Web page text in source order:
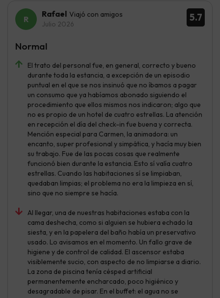
5.7
Rafael Viajó con amigos
Julio 2026
El trato del personal fue, en general, correcto y bueno
durante toda la estancia, a excepción de un episodio
puntual en el que se nos insinuó que no íbamos a pagar
un consumo que ya habíamos abonado siguiendo el
procedimiento que ellos mismos nos indicaron; algo que
no es propio de un hotel de cuatro estrellas. La atención
en recepción el día del check-in fue buena y correcta.
Mención especial para Carmen, la animadora: un
encanto, super profesional y simpática, y hacía muy bien
su trabajo. Fue de las pocas cosas que realmente
funcionó bien durante la estancia. Esto sí valía cuatro
estrellas. Cuando las habitaciones sí se limpiaban,
quedaban limpias; el problema no era la limpieza en sí,
sino que no siempre se hacía.
Al llegar, una de nuestras habitaciones estaba con la
cama deshecha, como si alguien se hubiera echado la
siesta, y en la papelera del baño había un preservativo
usado. Lo avisamos en el momento. Un fallo grave de
higiene y de control de calidad. El ascensor estaba
visiblemente sucio, con aspecto de no limpiarse a diario.
La zona de piscina tenía césped artificial
permanentemente encharcado, poco higiénico y
desagradable de pisar. En el buffet: el agua no se
Normal